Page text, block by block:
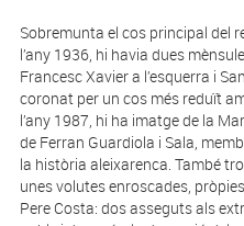
Sobremunta el cos principal del
l’any 1936, hi havia dues
Francesc Xavier a l’esquerra i
coronat per un cos més reduït
l’any 1987, hi ha imatge de la
de Ferran Guardiola i Sala,
la història aleixarenca. També
unes volutes enroscades,
Pere Costa: dos asseguts als